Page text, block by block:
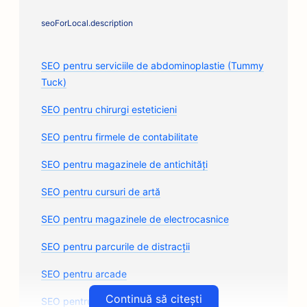
seoForLocal.description
SEO pentru serviciile de abdominoplastie (Tummy
Tuck)
SEO pentru chirurgi esteticieni
SEO pentru firmele de contabilitate
SEO pentru magazinele de antichități
SEO pentru cursuri de artă
SEO pentru magazinele de electrocasnice
SEO pentru parcurile de distracții
SEO pentru arcade
SEO pentru firme de arhitectură
Continuă să citești